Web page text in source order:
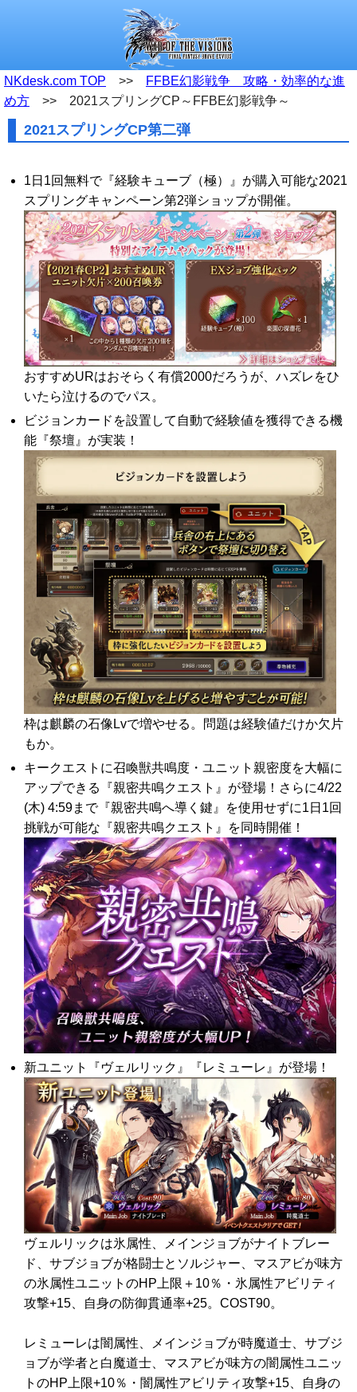
NKdesk.com TOP >>
FFBE幻影戦争 攻略・効率的な進
め方 >> 2021スプリングCP～FFBE幻影戦争～
2021スプリングCP第二弾
1日1回無料で『経験キューブ（極）』が購入可能な2021
スプリングキャンペーン第2弾ショップが開催。
おすすめURはおそらく有償2000だろうが、ハズレをひ
いたら泣けるのでパス。
ビジョンカードを設置して自動で経験値を獲得できる機
能『祭壇』が実装！
枠は麒麟の石像Lvで増やせる。問題は経験値だけか欠片
もか。
キークエストに召喚獣共鳴度・ユニット親密度を大幅に
アップできる『親密共鳴クエスト』が登場！さらに4/22
(木) 4:59まで『親密共鳴へ導く鍵』を使用せずに1日1回
挑戦が可能な『親密共鳴クエスト』を同時開催！
新ユニット『ヴェルリック』『レミューレ』が登場！
ヴェルリックは氷属性、メインジョブがナイトブレー
ド、サブジョブが格闘士とソルジャー、マスアビが味方
の氷属性ユニットのHP上限＋10％・氷属性アビリティ
攻撃+15、自身の防御貫通率+25。COST90。
レミューレは闇属性、メインジョブが時魔道士、サブジ
ョブが学者と白魔道士、マスアビが味方の闇属性ユニッ
トのHP上限+10％・闇属性アビリティ攻撃+15、自身の